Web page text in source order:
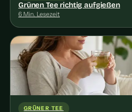
Grünen Tee richtig aufgießen
6 Min. Lesezeit
GRÜNER TEE